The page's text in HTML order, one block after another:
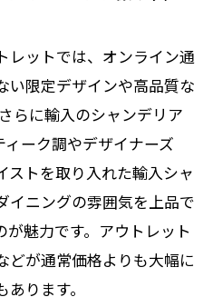
レットでは、オンライン通
い限定デザインや高品質な
らに輸入のシャンデリア
ーク調やデザイナーズ
ストを取り入れた輸入シャ
イニングの雰囲気を上品で
魅力です。アウトレット
どが通常価格よりも大幅に
ります。